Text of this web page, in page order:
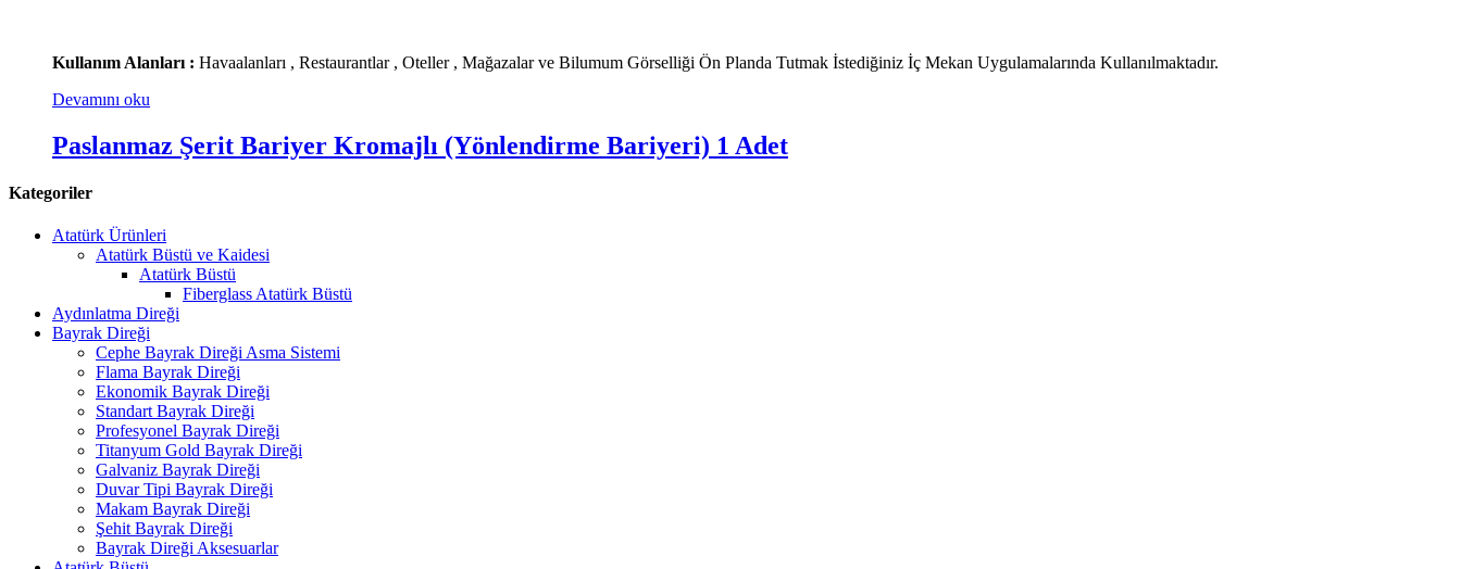
Kullanım Alanları : Havaalanları , Restaurantlar , Oteller , Mağazalar ve Bilumum Görselliği Ön Planda Tutmak İstediğiniz İç Mekan Uygulamalarında Kullanılmaktadır.
Devamını oku
Paslanmaz Şerit Bariyer Kromajlı (Yönlendirme Bariyeri) 1 Adet
Kategoriler
Atatürk Ürünleri
Atatürk Büstü ve Kaidesi
Atatürk Büstü
Fiberglass Atatürk Büstü
Aydınlatma Direği
Bayrak Direği
Cephe Bayrak Direği Asma Sistemi
Flama Bayrak Direği
Ekonomik Bayrak Direği
Standart Bayrak Direği
Profesyonel Bayrak Direği
Titanyum Gold Bayrak Direği
Galvaniz Bayrak Direği
Duvar Tipi Bayrak Direği
Makam Bayrak Direği
Şehit Bayrak Direği
Bayrak Direği Aksesuarlar